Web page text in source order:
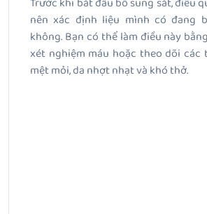
nên xác định liệu mình có đang
không. Bạn có thể làm điều này
xét nghiệm máu hoặc theo dõi
mệt mỏi, da nhợt nhạt và khó thở.